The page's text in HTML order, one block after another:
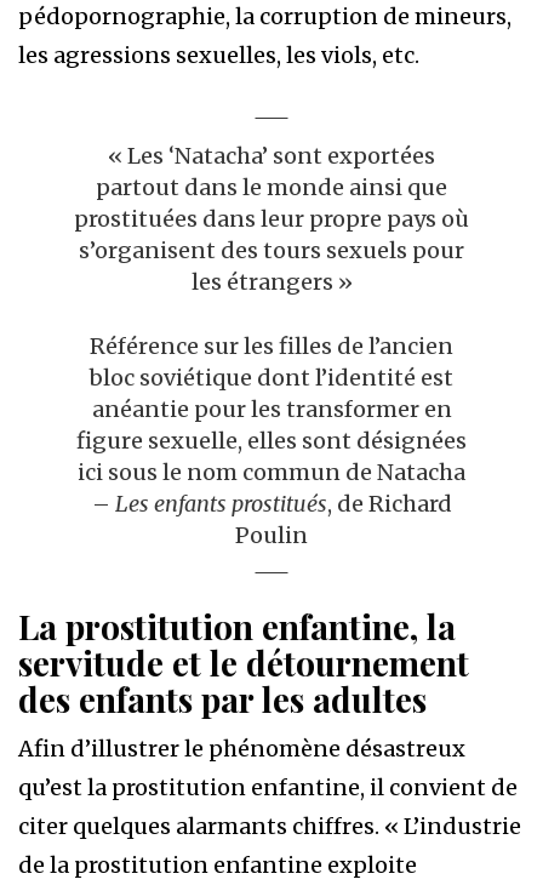
pédopornographie, la corruption de mineurs,
les agressions sexuelles, les viols, etc.
« Les ‘Natacha’ sont exportées
partout dans le monde ainsi que
prostituées dans leur propre pays où
s’organisent des tours sexuels pour
les étrangers »
Référence sur les filles de l’ancien
bloc soviétique dont l’identité est
anéantie pour les transformer en
figure sexuelle, elles sont désignées
ici sous le nom commun de Natacha
– Les enfants prostitués, de Richard
Poulin
La prostitution enfantine, la
servitude et le détournement
des enfants par les adultes
Afin d’illustrer le phénomène désastreux
qu’est la prostitution enfantine, il convient de
citer quelques alarmants chiffres. « L’industrie
de la prostitution enfantine exploite